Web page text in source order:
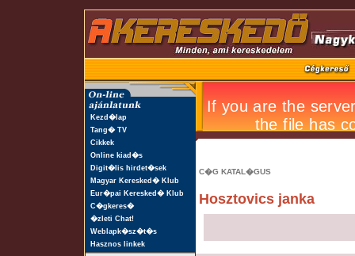
Kezd�lap
Tang� TV
Cikkek
Online kiad�s
Digit�lis hirdet�sek
Magyar Keresked� Klub
Eur�pai Keresked� Klub
C�gkeres�
�zleti Chat!
Weblapk�sz�t�s
Hasznos linkek
C�G KATAL�GUS
Hosztovics janka